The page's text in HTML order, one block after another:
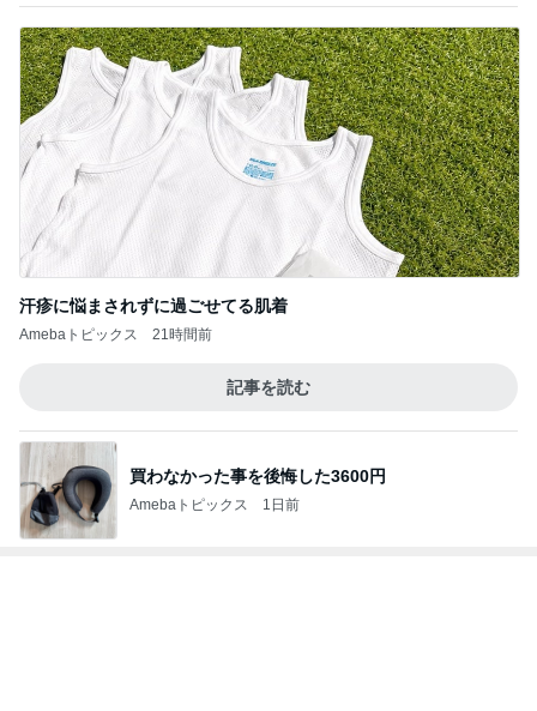
記事を読む
買わなかった事を後悔した3600円
Amebaトピックス 1日前